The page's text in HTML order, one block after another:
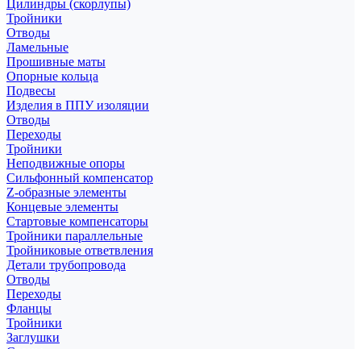
Цилиндры (скорлупы)
Тройники
Отводы
Ламельные
Прошивные маты
Опорные кольца
Подвесы
Изделия в ППУ изоляции
Отводы
Переходы
Тройники
Неподвижные опоры
Cильфонный компенсатор
Z-образные элементы
Концевые элементы
Стартовые компенсаторы
Тройники параллельные
Тройниковые ответвления
Детали трубопровода
Отводы
Переходы
Фланцы
Тройники
Заглушки